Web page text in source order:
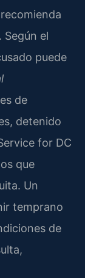
el
puede
de
detenido
for DC
que
Un
temprano
de